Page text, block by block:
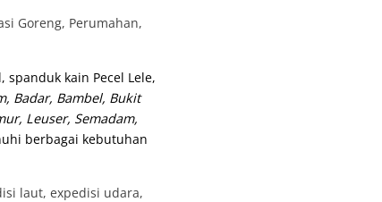
Goreng, Perumahan,
kain Pecel Lele,
Badar, Bambel, Bukit
Leuser, Semadam,
berbagai kebutuhan
laut, expedisi udara,